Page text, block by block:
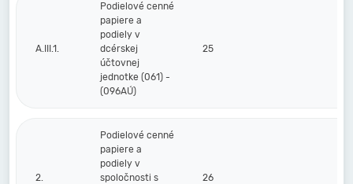
A.III.1.
Podielové cenné
papiere a
podiely v
dcérskej
účtovnej
jednotke (061) -
(096AÚ)
25
2.
Podielové cenné
papiere a
podiely v
spoločnosti s
26